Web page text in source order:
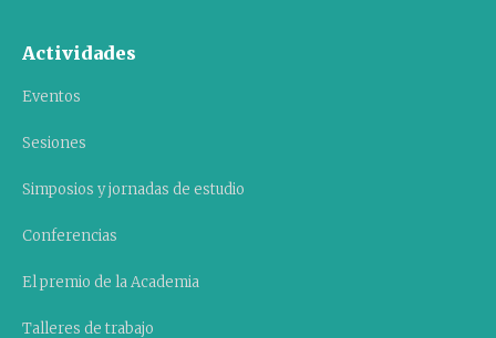
Actividades
Eventos
Sesiones
Simposios y jornadas de estudio
Conferencias
El premio de la Academia
Talleres de trabajo